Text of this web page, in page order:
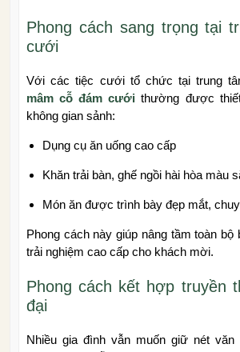
Phong cách sang trọng tại
cưới
Với các tiệc cưới tổ chức tại trung
mâm cỗ đám cưới thường được
không gian sảnh:
Dụng cụ ăn uống cao cấp
Khăn trải bàn, ghế ngồi hài hòa màu
Món ăn được trình bày đẹp mắt,
Phong cách này giúp nâng tầm toàn bộ
trải nghiệm cao cấp cho khách mời.
Phong cách kết hợp truyền
đại
Nhiều gia đình vẫn muốn giữ nét văn